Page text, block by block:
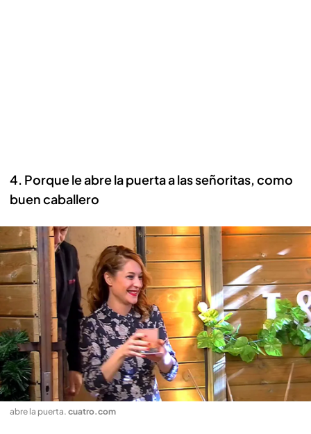
4. Porque le abre la puerta a las señoritas, como
buen caballero
abre la puerta. cuatro.com